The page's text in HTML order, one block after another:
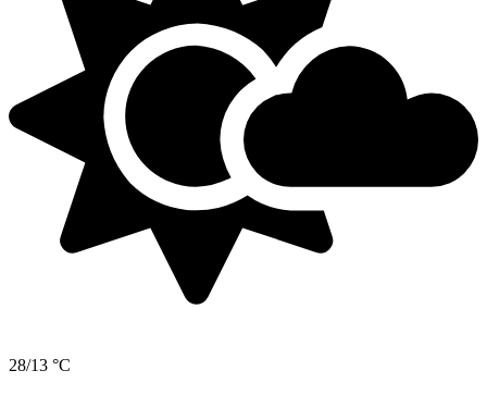
28/13 °C